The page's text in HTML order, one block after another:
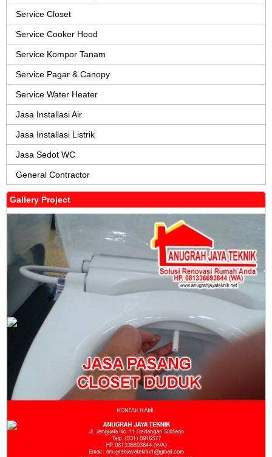
Service Closet
Service Cooker Hood
Service Kompor Tanam
Service Pagar & Canopy
Service Water Heater
Jasa Installasi Air
Jasa Installasi Listrik
Jasa Sedot WC
General Contractor
Gallery Project